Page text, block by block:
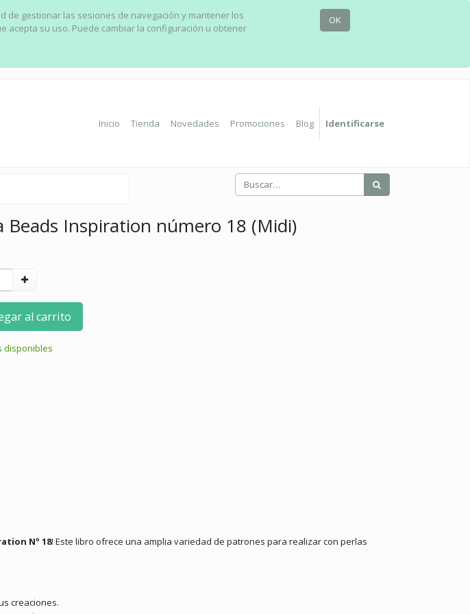
de gestionar las sesiones de navegación y mantener los
acepta su uso. Puede cambiar la configuración u obtener
OK
Inicio Tienda Novedades Promociones Blog Identificarse
Beads Inspiration número 18 (Midi)
al carrito
disponibles
Nº 18! Este libro ofrece una amplia variedad de patrones para realizar con perlas
creaciones.